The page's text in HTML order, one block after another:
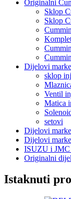
Originalni
Sklop
Sklop
Dijelovi
sklop
Ventil
Matica
setovi
Dijelovi
Dijelovi
ISUZU i JMC
Originalni
Istaknuti